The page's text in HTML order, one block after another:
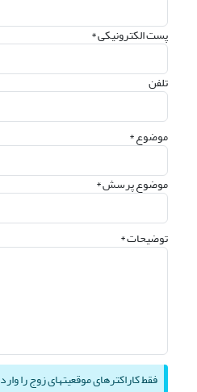
پست الکترونیکی *
تلفن
موضوع *
موضوع پرسش *
توضیحات *
فقط کاراکترهای موقعیتهای زوج را